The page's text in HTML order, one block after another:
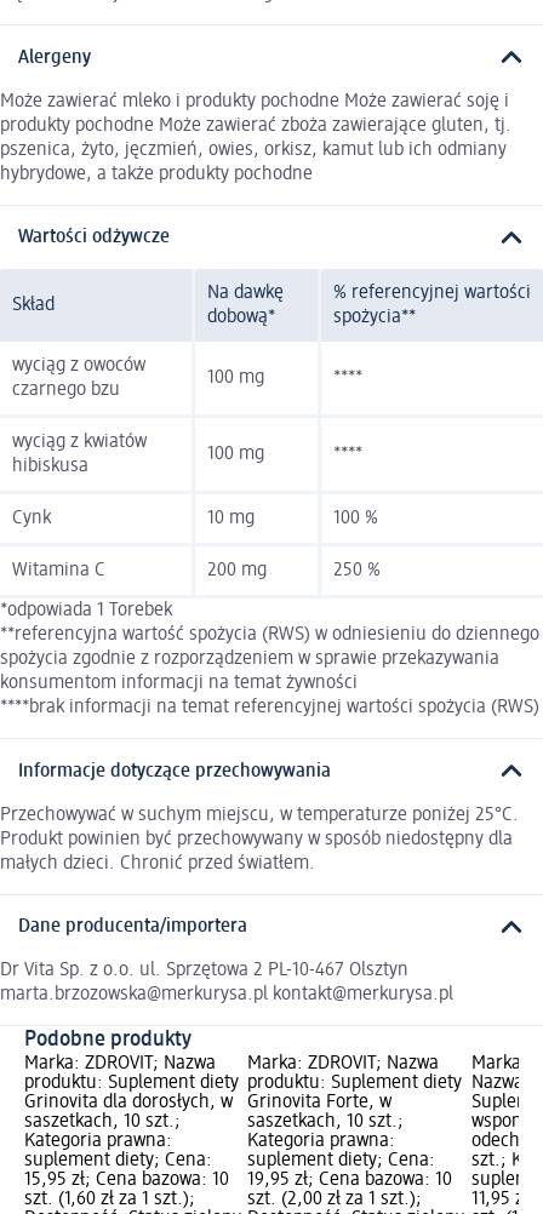
Alergeny
Może zawierać mleko i produkty pochodne Może zawierać soję i
produkty pochodne Może zawierać zboża zawierające gluten, tj.
pszenica, żyto, jęczmień, owies, orkisz, kamut lub ich odmiany
hybrydowe, a także produkty pochodne
Wartości odżywcze
Skład
Na dawkę
dobową*
% referencyjnej wartości
spożycia**
wyciąg z owoców
czarnego bzu
100 mg ****
wyciąg z kwiatów
hibiskusa
100 mg ****
Cynk 10 mg 100 %
Witamina C 200 mg 250 %
*odpowiada 1 Torebek
**referencyjna wartość spożycia (RWS) w odniesieniu do dziennego
spożycia zgodnie z rozporządzeniem w sprawie przekazywania
konsumentom informacji na temat żywności
****brak informacji na temat referencyjnej wartości spożycia (RWS)
Informacje dotyczące przechowywania
Przechowywać w suchym miejscu, w temperaturze poniżej 25°C.
Produkt powinien być przechowywany w sposób niedostępny dla
małych dzieci. Chronić przed światłem.
Dane producenta/importera
Dr Vita Sp. z o.o. ul. Sprzętowa 2 PL-10-467 Olsztyn
marta.brzozowska@merkurysa.pl kontakt@merkurysa.pl
Podobne produkty
Marka: ZDROVIT; Nazwa
produktu: Suplement diety
Grinovita dla dorosłych, w
saszetkach, 10 szt.;
Kategoria prawna:
suplement diety; Cena:
15,95 zł; Cena bazowa: 10
szt. (1,60 zł za 1 szt.);
Marka: ZDROVIT; Nazwa
produktu: Suplement diety
Grinovita Forte, w
saszetkach, 10 szt.;
Kategoria prawna:
suplement diety; Cena:
19,95 zł; Cena bazowa: 10
szt. (2,00 zł za 1 szt.);
Marka:
Nazwa
szt.;
11,95